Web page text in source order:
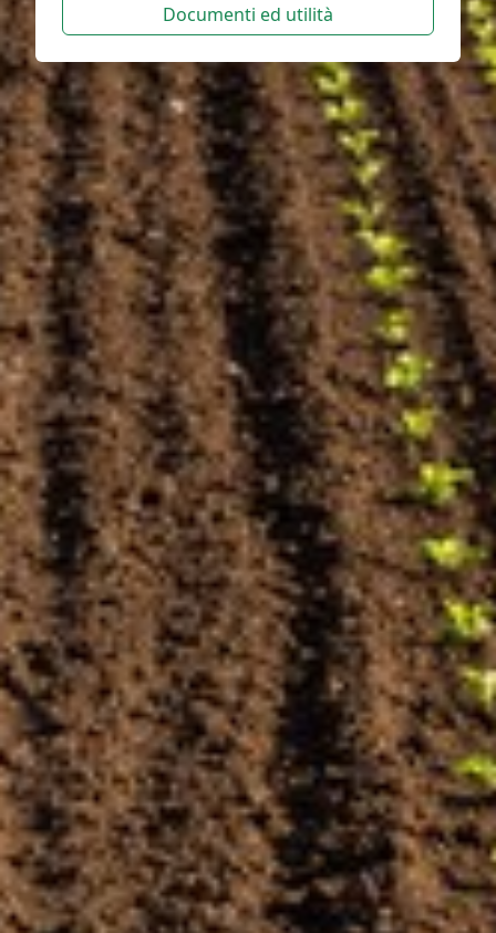
Documenti ed utilità